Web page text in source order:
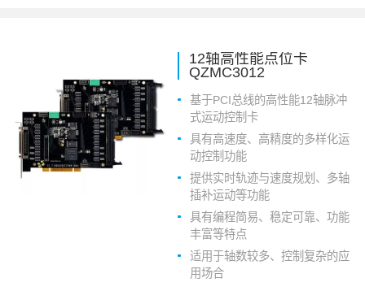
12轴高性能点位卡
QZMC3012
基于PCI总线的高性能12轴脉冲
式运动控制卡
具有高速度、高精度的多样化运
动控制功能
提供实时轨迹与速度规划、多轴
插补运动等功能
具有编程简易、稳定可靠、功能
丰富等特点
适用于轴数较多、控制复杂的应
用场合